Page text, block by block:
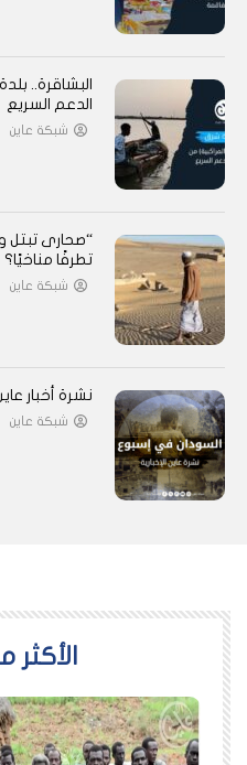
البشاقرة..
الدعم السريع
شبكة عاين
“صحارى تبتل
تطرفًا مناخيًا؟
شبكة عاين
نشرة أخبار
شبكة عاين
اﻷكثر